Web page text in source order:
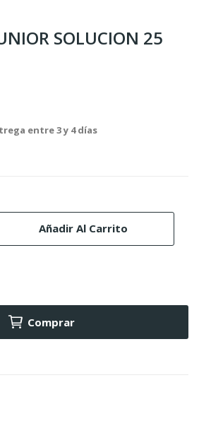
SOLUCION 25
entre 3 y 4 días
Añadir Al Carrito
Comprar